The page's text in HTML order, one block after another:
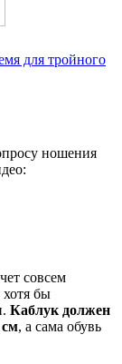
для тройного
ношения
совсем
хотя бы
Каблук должен
, а сама обувь